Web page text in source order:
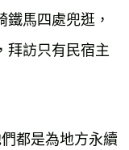
馬四處兜逛，
拜訪只有民宿主
都是為地方永續